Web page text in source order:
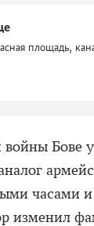
площадь,
Бове
часами
изменил